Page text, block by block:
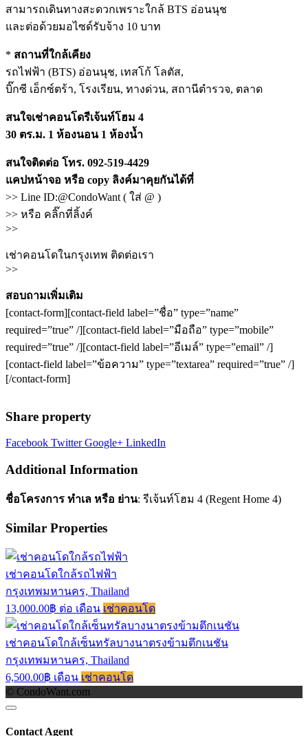
สามารถเดินทางสะดวกเพราะใกล้ BTS อ่อนนุช
และต่อด้วยมอไซด์รับจ้าง 10 บาท
* สถานที่ใกล้เคียง
รถไฟฟ้า (BTS) อ่อนนุช, เทสโก้ โลตัส,
บิ๊กซี เอ็กซ์ตร้า, โรงเรียน, ทางด่วน, สถานีตำรวจ, ตลาด
สนใจเช่าคอนโดรีเจ้นท์โฮม 4
30 ตร.ม. 1 ห้องนอน 1 ห้องน้ำ
สนใจติดต่อ โทร. 092-519-4429
แคปหน้าจอ หรือ copy ลิงค์มาคุยกันได้ที่
>> Line ID:@CondoWant ( ใส่ @ )
>> หรือ คลิ๊กที่ลิ้งค์
>>
เช่าคอนโดในกรุงเทพ ติดต่อเรา
>>
สอบถามเพิ่มเติม
[contact-form][contact-field label=”ชื่อ” type=”name”
required=”true” /][contact-field label=”มือถือ” type=”mobile”
required=”true” /][contact-field label=”อีเมล์” type=”email” /]
[contact-field label=”ข้อความ” type=”textarea” required=”true” /]
[/contact-form]
Share property
Facebook TwitterGoogle+ LinkedIn
Additional Information
ชื่อโครงการ ทำเล หรือ ย่าน: รีเจ้นท์โฮม 4 (Regent Home 4)
Similar Properties
เช่าคอนโดใกล้รถไฟฟ้า
กรุงเทพมหานคร, Thailand
13,000.00฿ ต่อ เดือน เช่าคอนโด
เช่าคอนโดใกล้เซ็นทรัลบางนาตรงข้ามตึกเนชัน
กรุงเทพมหานคร, Thailand
6,500.00฿ เดือน เช่าคอนโด
© CondoWant.com
Contact Agent